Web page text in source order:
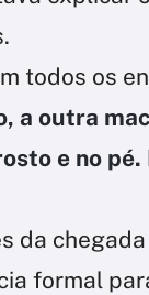
todos os
a outra
e no pé.
da
formal